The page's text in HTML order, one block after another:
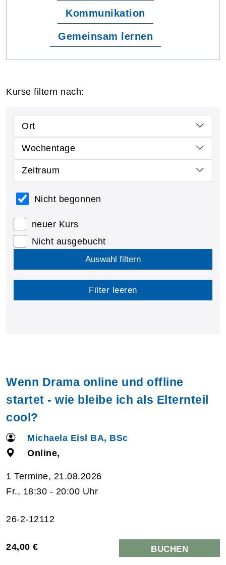
Kommunikation
Gemeinsam lernen
Kurse filtern nach:
Ort
Wochentage
Zeitraum
Nicht begonnen
neuer Kurs
Nicht ausgebucht
Auswahl filtern
Filter leeren
Wenn Drama online und offline
startet - wie bleibe ich als Elternteil
cool?
Michaela Eisl BA, BSc
Online,
1 Termine, 21.08.2026
Fr., 18:30 - 20:00 Uhr
26-2-12112
24,00 € BUCHEN